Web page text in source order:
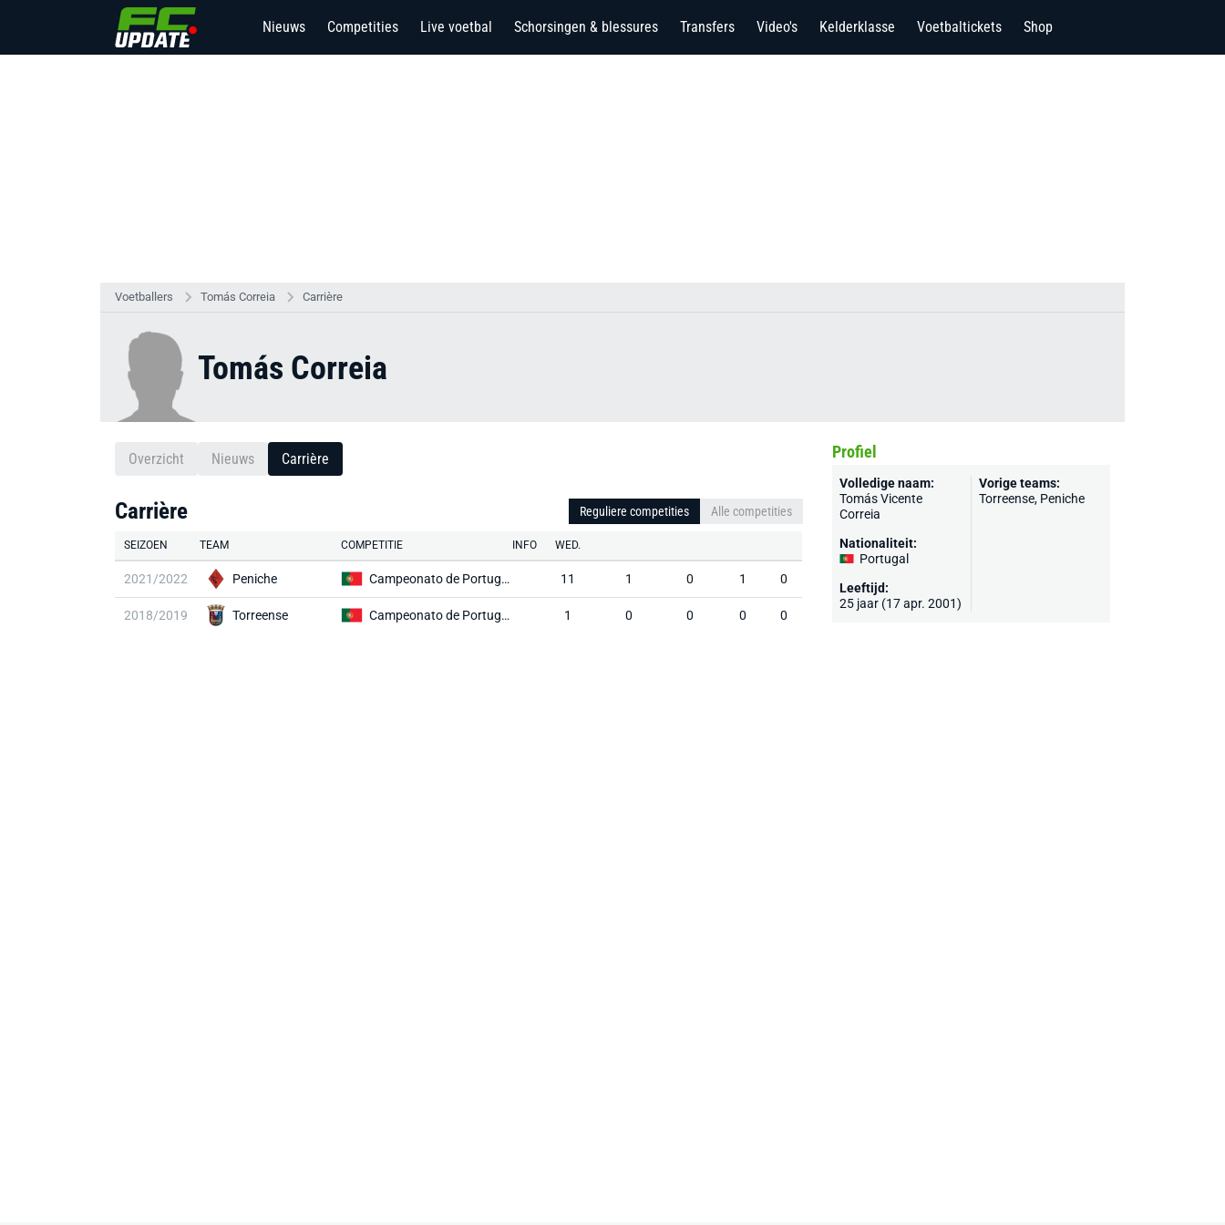
Nieuws Competities Live voetbal Schorsingen & blessures Transfers Video's Kelderklasse Voetbaltickets Shop
Voetballers Tomás Correia Carrière
Tomás Correia
Overzicht Nieuws Carrière
Carrière Reguliere competities Alle competities
SEIZOEN TEAM COMPETITIE INFO WED.
2021/2022 Peniche Campeonato de Portugal Prio 11 1 0 1 0
2018/2019 Torreense Campeonato de Portugal Prio 1 0 0 0 0
Profiel
Volledige naam:
Tomás Vicente
Correia
Nationaliteit:
Portugal
Leeftijd:
25 jaar (17 apr. 2001)
Vorige teams:
Torreense, Peniche